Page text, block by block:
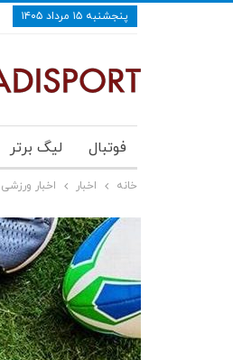
پنجشنبه ۱۵ مرداد ۱۴۰۵
فوتبال لیگ برتر
خانه اخبار اخبار ورزشی